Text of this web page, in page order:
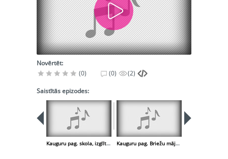
Novērtēt:
(0)
(0) (2)
Saistītās epizodes:
Kauguru pag. skola, izglītības vēsture, ievērojamie cilvēki ( J. Endzelīns ) Kauguru pag. Briežu mājas - P. Pētersona piemiņas istaba